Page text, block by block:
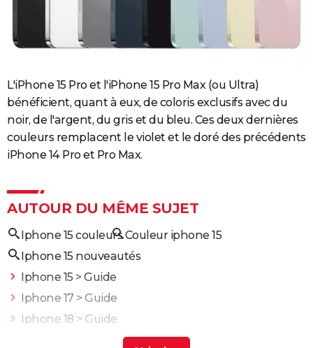
L'iPhone 15 Pro et l'iPhone 15 Pro Max (ou Ultra)
bénéficient, quant à eux, de coloris exclusifs avec du
noir, de l'argent, du gris et du bleu. Ces deux dernières
couleurs remplacent le violet et le doré des précédents
iPhone 14 Pro et Pro Max.
AUTOUR DU MÊME SUJET
Iphone 15 couleurs Couleur iphone 15
Iphone 15 nouveautés
Iphone 15 > Guide
Iphone 17 > Guide
Iphone 18 > Guide
IPhone Air : Apple a caché quelque chose lors de sa